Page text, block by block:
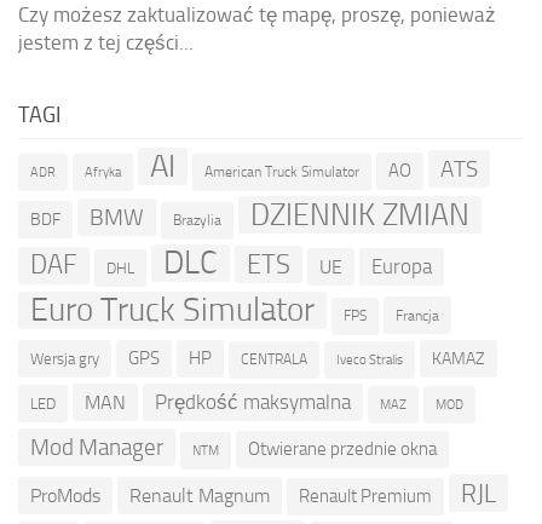
Czy możesz zaktualizować tę mapę, proszę, ponieważ
jestem z tej części...
TAGI
ADR Afryka AI American Truck Simulator AO ATS
BDF BMW Brazylia DZIENNIK ZMIAN
DAF DHL DLC ETS UE Europa
Euro Truck Simulator FPS Francja
Wersja gry GPS HP CENTRALA Iveco Stralis KAMAZ
LED MAN Prędkość maksymalna MAZ MOD
Mod Manager NTM Otwierane przednie okna
ProMods Renault Magnum Renault Premium RJL